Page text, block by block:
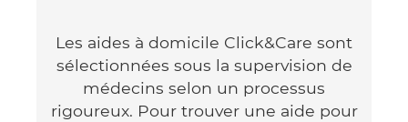
Les aides à domicile Click&Care sont
sélectionnées sous la supervision de
médecins selon un processus
rigoureux. Pour trouver une aide pour